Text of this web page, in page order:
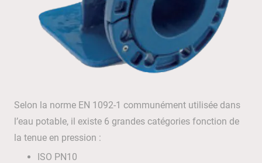
Selon la norme EN 1092-1 communément utilisée dans
l’eau potable, il existe 6 grandes catégories fonction de
la tenue en pression :
ISO PN10